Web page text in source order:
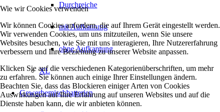
Durchreiche
mit Aufkantung
ohne Aufkantung
XL
Gewerbemischbatterien
Wie wir Cookies verwenden
Wir können Cookies anfordern, die auf Ihrem Gerät eingestellt werden.
Wir verwenden Cookies, um uns mitzuteilen, wenn Sie unsere
Websites besuchen, wie Sie mit uns interagieren, Ihre Nutzererfahrung
verbessern und Ihre Beziehung zu unserer Website anpassen.
Klicken Sie auf die verschiedenen Kategorienüberschriften, um mehr
zu erfahren. Sie können auch einige Ihrer Einstellungen ändern.
Beachten Sie, dass das Blockieren einiger Arten von Cookies
Auswirkungen auf Ihre Erfahrung auf unseren Websites und auf die
Dienste haben kann, die wir anbieten können.